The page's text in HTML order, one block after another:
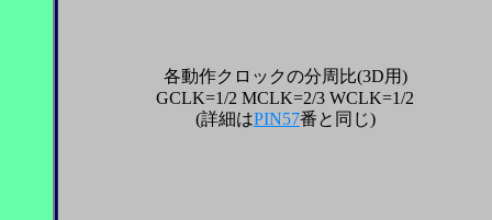
各動作クロックの分周比(3D用)
GCLK=1/2 MCLK=2/3 WCLK=1/2
(詳細はPIN57番と同じ)